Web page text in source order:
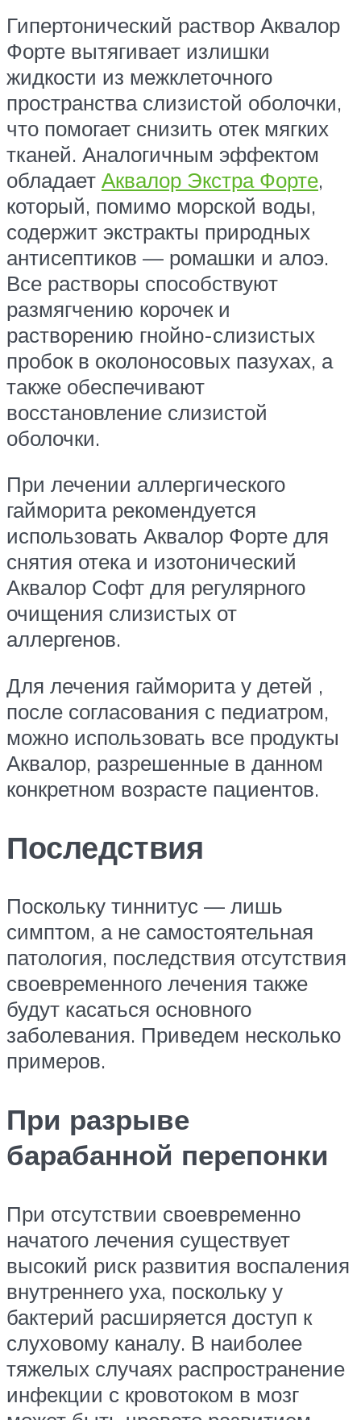
Гипертонический раствор Аквалор
Форте вытягивает излишки
жидкости из межклеточного
пространства слизистой оболочки,
что помогает снизить отек мягких
тканей. Аналогичным эффектом
обладает Аквалор Экстра Форте,
который, помимо морской воды,
содержит экстракты природных
антисептиков — ромашки и алоэ.
Все растворы способствуют
размягчению корочек и
растворению гнойно-слизистых
пробок в околоносовых пазухах, а
также обеспечивают
восстановление слизистой
оболочки.
При лечении аллергического
гайморита рекомендуется
использовать Аквалор Форте для
снятия отека и изотонический
Аквалор Софт для регулярного
очищения слизистых от
аллергенов.
Для лечения гайморита у детей ,
после согласования с педиатром,
можно использовать все продукты
Аквалор, разрешенные в данном
конкретном возрасте пациентов.
Последствия
Поскольку тиннитус — лишь
симптом, а не самостоятельная
патология, последствия отсутствия
своевременного лечения также
будут касаться основного
заболевания. Приведем несколько
примеров.
При разрыве
барабанной перепонки
При отсутствии своевременно
начатого лечения существует
высокий риск развития воспаления
внутреннего уха, поскольку у
бактерий расширяется доступ к
слуховому каналу. В наиболее
тяжелых случаях распространение
инфекции с кровотоком в мозг